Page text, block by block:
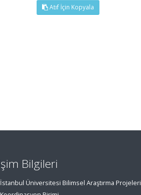
Atıf İçin Kopyala
Bilgileri
İstanbul Üniversitesi Bilimsel Araştırma Projeleri